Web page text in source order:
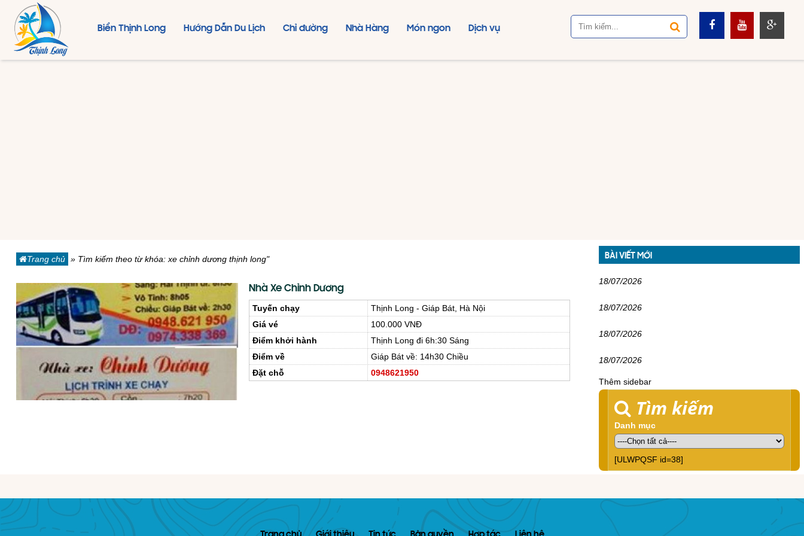
Biển Thịnh Long Hướng Dẫn Du Lịch Chỉ đường Nhà Hàng Món ngon Dịch vụ
Trang chủ » Tìm kiếm theo từ khóa: xe chỉnh dương thịnh long"
Nhà Xe Chỉnh Dương
Tuyến chạy
Thịnh Long - Giáp Bát, Hà Nội
Giá vé
100.000 VNĐ
Điểm khởi hành
Thịnh Long đi 6h:30 Sáng
Điểm về
Giáp Bát về: 14h30 Chiều
Đặt chỗ
0948621950
BÀI VIẾT MỚI
18/07/2026
18/07/2026
18/07/2026
18/07/2026
Thêm sidebar
Tìm kiếm
Danh mục
[ULWPQSF id=38]